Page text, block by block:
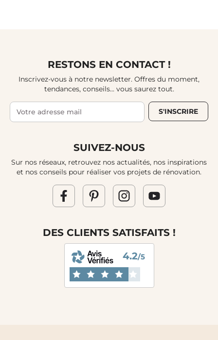
RESTONS EN CONTACT !
Inscrivez-vous à notre newsletter. Offres du moment,
tendances, conseils... vous saurez tout.
S'INSCRIRE
SUIVEZ-NOUS
Sur nos réseaux, retrouvez nos actualités, nos inspirations
et nos conseils pour réaliser vos projets de rénovation.
DES CLIENTS SATISFAITS !
4.2/5